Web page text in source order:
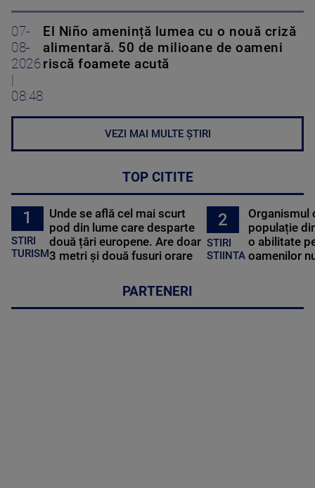
07-
08-
2026
08:48
El Niño amenință lumea cu o nouă criză
alimentară. 50 de milioane de oameni
riscă foamete acută
VEZI MAI MULTE ȘTIRI
TOP CITITE
1
STIRI
TURISM
Unde se află cel mai scurt
pod din lume care desparte
două țări europene. Are doar
3 metri și două fusuri orare
2
STIRI
STIINTA
Organismul
populație
o abilitate
oamenilor
PARTENERI